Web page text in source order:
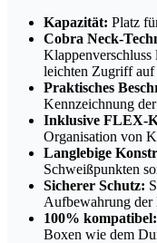
Kapazität: Platz
Cobra Neck-
Klappenverschluss
leichten Zugriff auf
Praktisches
Kennzeichnung
Inklusive FLEX-
Organisation von
Langlebige
Schweißpunkten
Sicherer Schutz:
Aufbewahrung der
100% kompatibel:
Boxen wie dem